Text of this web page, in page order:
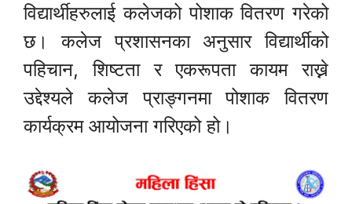
विद्यार्थीहरुलाई कलेजको पोशाक वितरण गरेको
छ। कलेज प्रशासनका अनुसार विद्यार्थीको
पहिचान, शिष्टता र एकरूपता कायम राख्ने
उद्देश्यले कलेज प्राङ्गनमा पोशाक वितरण
कार्यक्रम आयोजना गरिएको हो।